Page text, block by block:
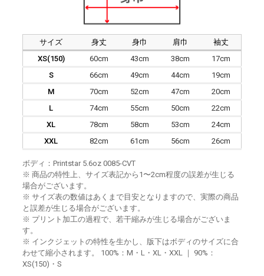
サイズ 身丈 身巾 肩巾
袖丈
XS(150)
60cm 43cm 38cm
17cm
S
66cm 49cm 44cm
19cm
M
70cm 52cm 47cm
20cm
L
74cm 55cm 50cm
22cm
XL
78cm 58cm 53cm
24cm
XXL
82cm 61cm 56cm 26cm
ボディ：Printstar 5.6oz 0085-CVT
※ 商品の特性上、サイズ表記から1〜2cm程度の誤差が生じる
場合がございます。
※ サイズ表の数値はあくまで目安となりますので、実際の商品
と誤差が生じる場合がございます。
※ プリント加工の過程で、若干縮みが生じる場合がございま
す。
※ インクジェットの特性を生かし、版下はボディのサイズに合
わせて縮小されます。 100%：M・L・XL・XXL ｜ 90%：
XS(150)・S